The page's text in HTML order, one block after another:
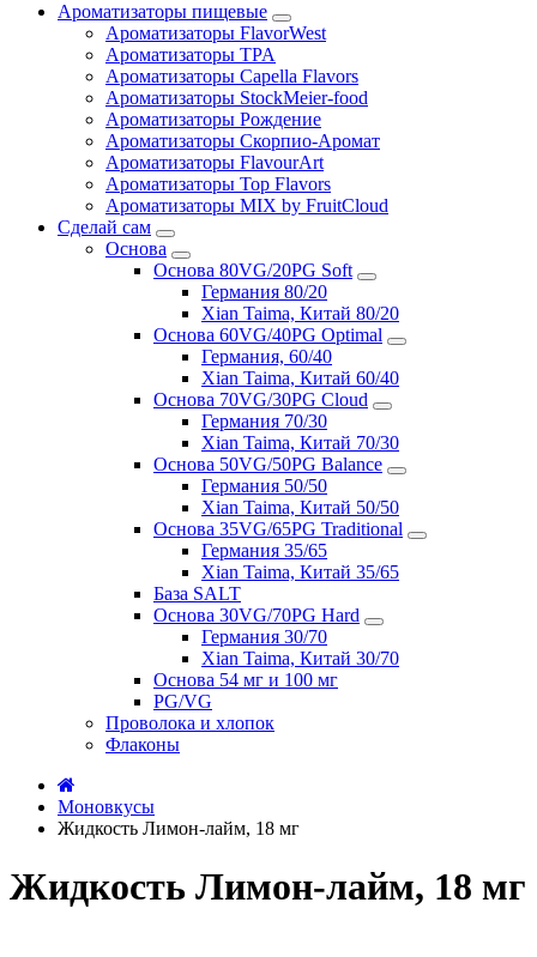
Ароматизаторы пищевые
Ароматизаторы FlavorWest
Ароматизаторы TPA
Ароматизаторы Capella Flavors
Ароматизаторы StockMeier-food
Ароматизаторы Рождение
Ароматизаторы Скорпио-Аромат
Ароматизаторы FlavourArt
Ароматизаторы Top Flavors
Ароматизаторы MIX by FruitCloud
Сделай сам
Основа
Основа 80VG/20PG Soft
Германия 80/20
Xian Taima, Китай 80/20
Основа 60VG/40PG Optimal
Германия, 60/40
Xian Taima, Китай 60/40
Основа 70VG/30PG Cloud
Германия 70/30
Xian Taima, Китай 70/30
Основа 50VG/50PG Balance
Германия 50/50
Xian Taima, Китай 50/50
Основа 35VG/65PG Traditional
Германия 35/65
Xian Taima, Китай 35/65
База SALT
Основа 30VG/70PG Hard
Германия 30/70
Xian Taima, Китай 30/70
Основа 54 мг и 100 мг
PG/VG
Проволока и хлопок
Флаконы
Моновкусы
Жидкость Лимон-лайм, 18 мг
Жидкость Лимон-лайм, 18 мг